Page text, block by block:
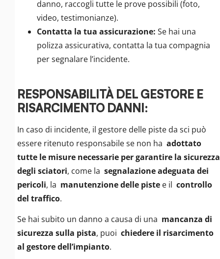
danno, raccogli tutte le prove possibili (foto,
video, testimonianze).
Contatta la tua assicurazione: Se hai una
polizza assicurativa, contatta la tua compagnia
per segnalare l’incidente.
RESPONSABILITÀ DEL GESTORE E
RISARCIMENTO DANNI:
In caso di incidente, il gestore delle piste da sci può
essere ritenuto responsabile se non ha adottato
tutte le misure necessarie per garantire la sicurezza
degli sciatori, come la segnalazione adeguata dei
pericoli, la manutenzione delle piste e il controllo
del traffico.
Se hai subito un danno a causa di una mancanza di
sicurezza sulla pista, puoi chiedere il risarcimento
al gestore dell’impianto.